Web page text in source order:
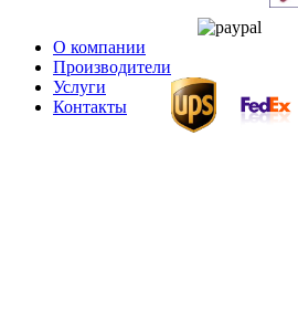
О компании
Производители
Услуги
Контакты